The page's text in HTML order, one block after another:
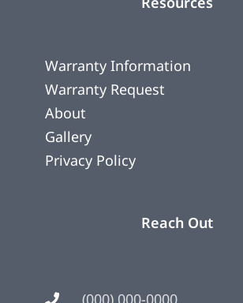
Warranty Information
Warranty Request
About
Gallery
Privacy Policy
Reach Out
(000) 000-0000